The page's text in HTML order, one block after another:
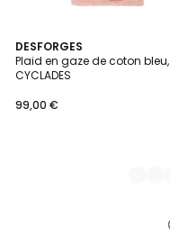
DESFORGES
Plaid en gaze de coton bleu,
CYCLADES
99,00 €
7
Couleurs